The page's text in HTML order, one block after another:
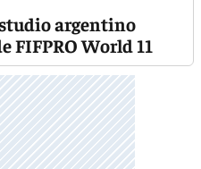
argentino
FIFPRO World 11